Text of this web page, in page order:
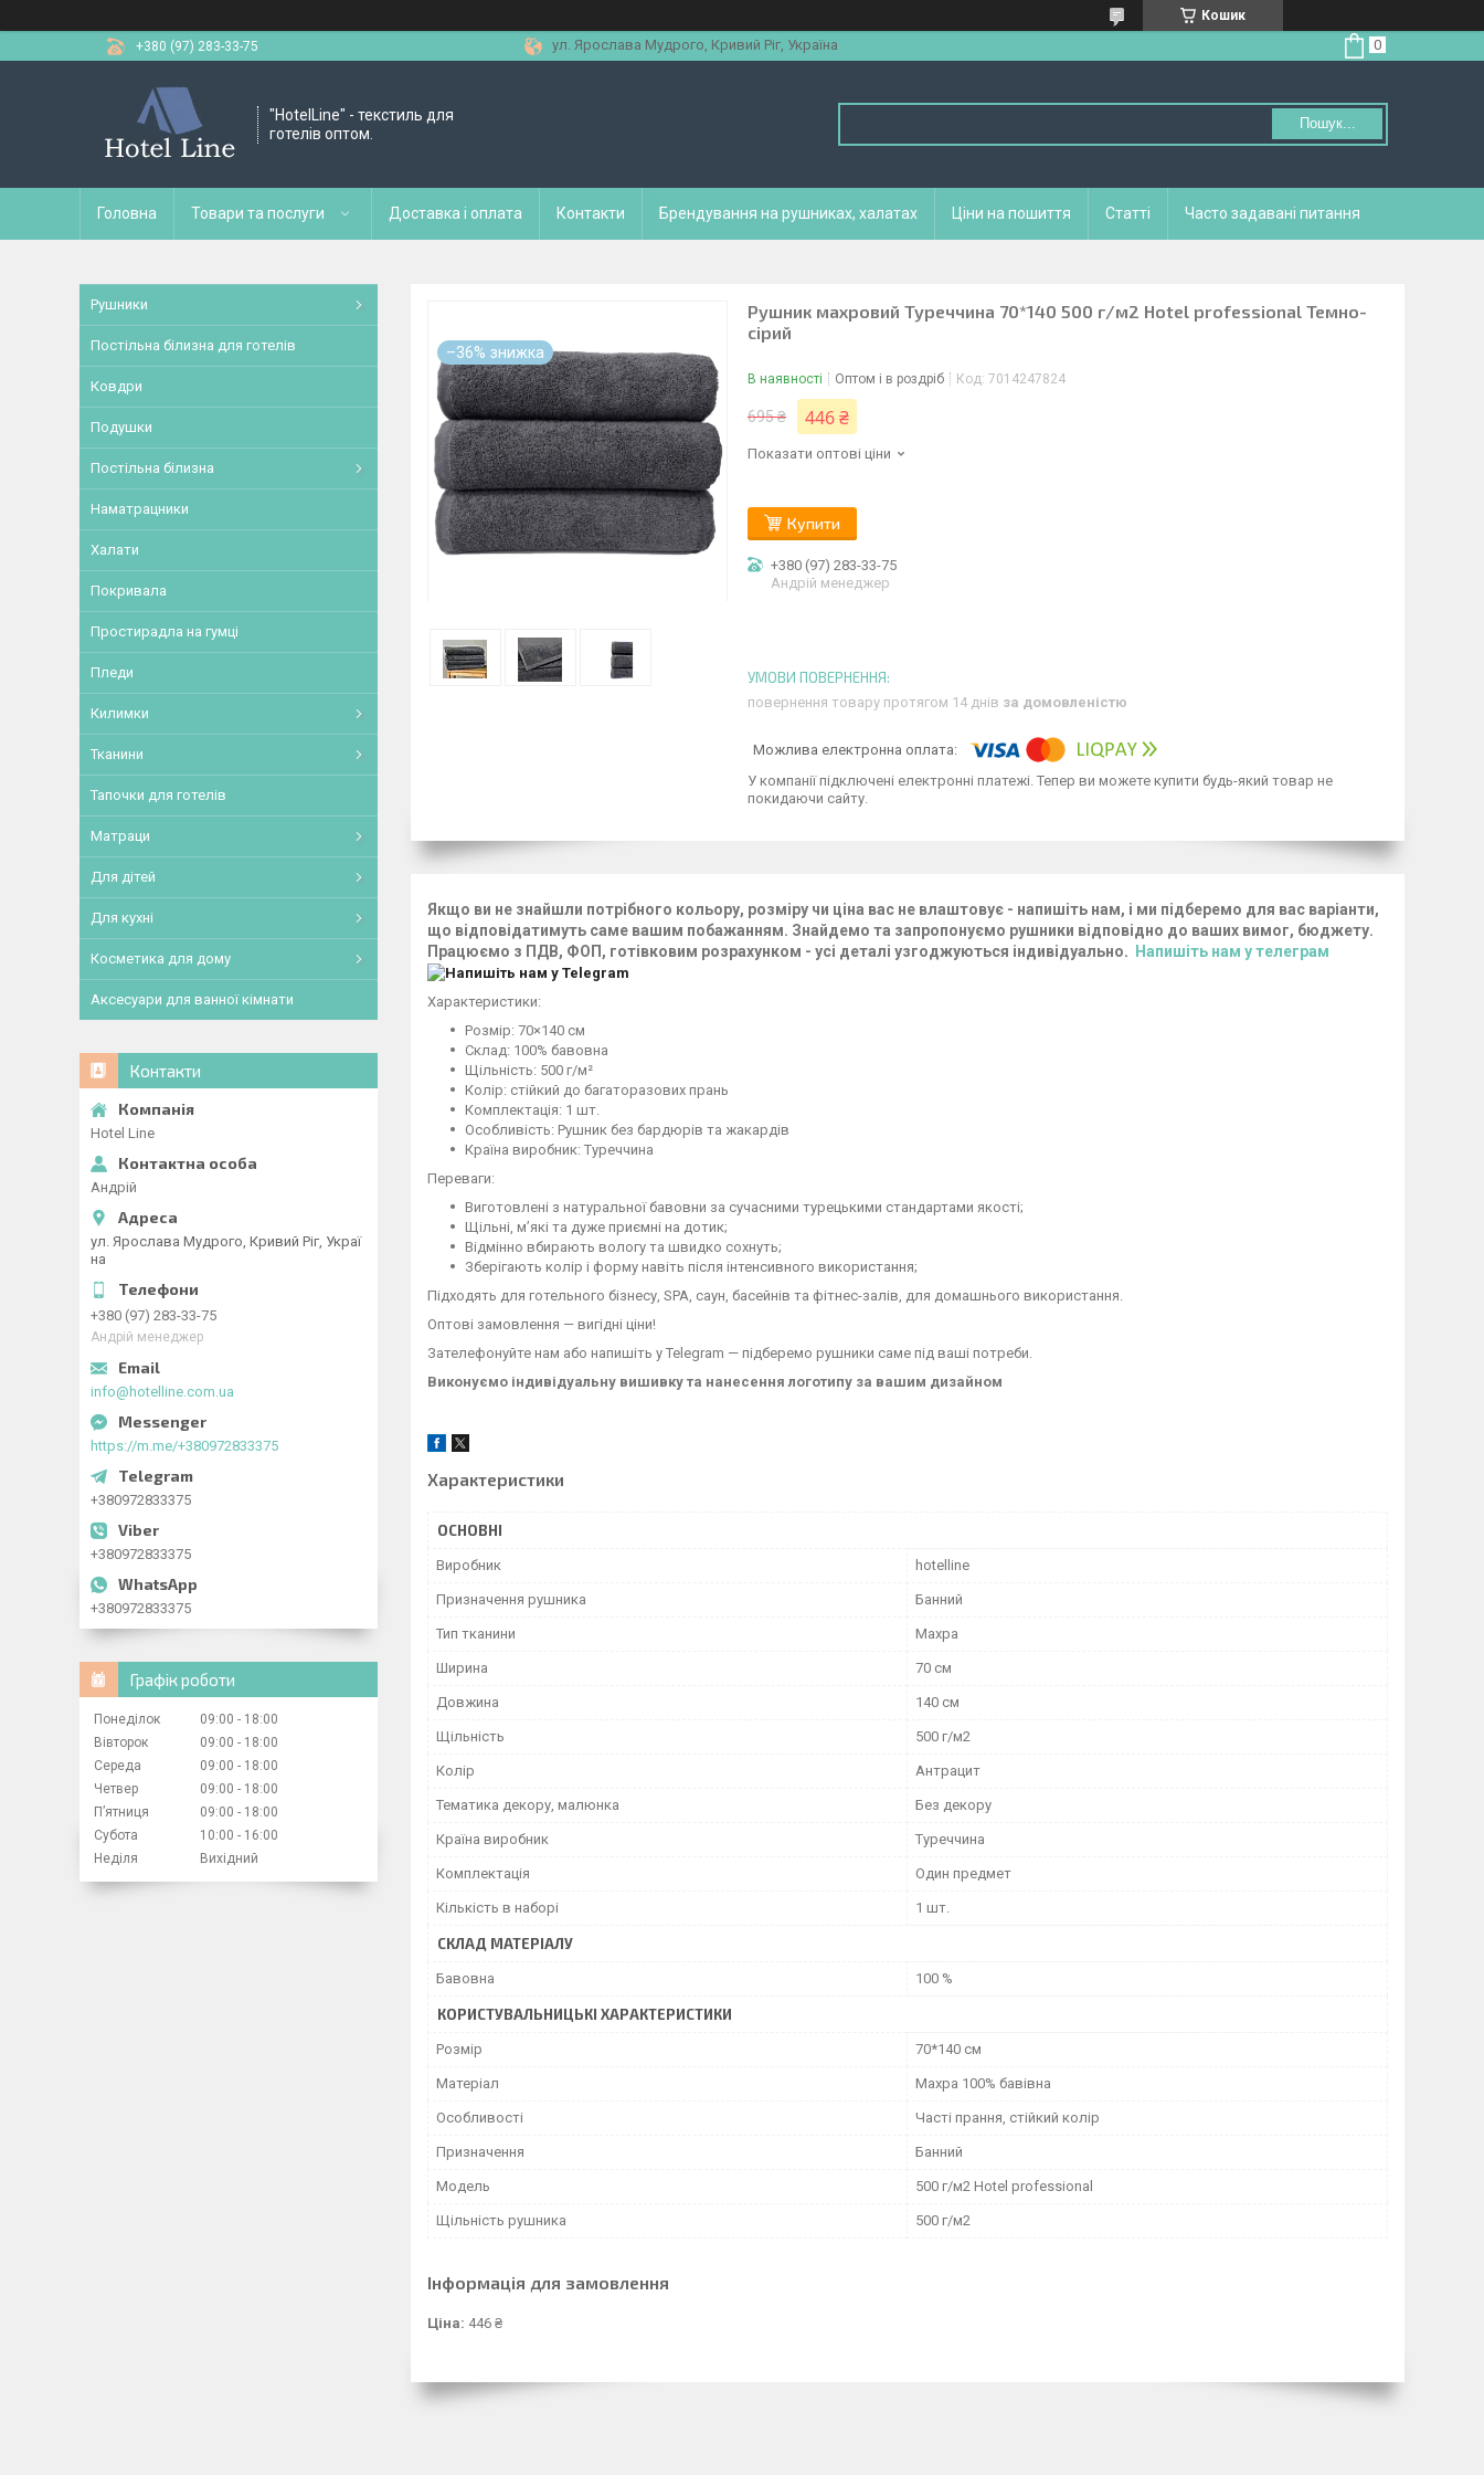
Кошик
+380 (97) 283-33-75
ул. Ярослава Мудрого, Кривий Ріг, Україна
"HotelLine" - текстиль для
готелів оптом.
Пошук...
Головна Товари та послуги Доставка і оплата Контакти Брендування на рушниках, халатах Ціни на пошиття Статті Часто задавані питання
–36%
Рушник махровий Туреччина 70*140 500 г/м2 Hotel professional Темно-
сірий
В наявності Оптом і в роздріб Код: 7014247824
695 ₴ 446 ₴
Показати оптові ціни
Купити
+380 (97) 283-33-75
Андрій менеджер
повернення товару протягом 14 днів за домовленістю
У компанії підключені електронні платежі. Тепер ви можете купити будь-який товар не
покидаючи сайту.
Якщо ви не знайшли потрібного кольору, розміру чи ціна вас не влаштовує - напишіть нам, і ми підберемо для вас варіанти,
що відповідатимуть саме вашим побажанням. Знайдемо та запропонуємо рушники відповідно до ваших вимог, бюджету.
Працюємо з ПДВ, ФОП, готівковим розрахунком - усі деталі узгоджуються індивідуально. Напишіть нам у телеграм
Характеристики:
Розмір: 70×140 см
Склад: 100% бавовна
Щільність: 500 г/м²
Колір: стійкий до багаторазових прань
Комплектація: 1 шт.
Особливість: Рушник без бардюрів та жакардів
Країна виробник: Туреччина
Переваги:
Виготовлені з натуральної бавовни за сучасними турецькими стандартами якості;
Щільні, м’які та дуже приємні на дотик;
Відмінно вбирають вологу та швидко сохнуть;
Зберігають колір і форму навіть після інтенсивного використання;
Підходять для готельного бізнесу, SPA, саун, басейнів та фітнес-залів, для домашнього використання.
Оптові замовлення — вигідні ціни!
Зателефонуйте нам або напишіть у Telegram — підберемо рушники саме під ваші потреби.
Виконуємо індивідуальну вишивку та нанесення логотипу за вашим дизайном
Характеристики
ОСНОВНІ
Виробник hotelline
Призначення рушника Банний
Тип тканини Махра
Ширина 70 см
Довжина 140 см
Щільність 500 г/м2
Колір Антрацит
Тематика декору, малюнка Без декору
Країна виробник Туреччина
Комплектація Один предмет
Кількість в наборі 1 шт.
СКЛАД МАТЕРІАЛУ
Бавовна 100 %
КОРИСТУВАЛЬНИЦЬКІ ХАРАКТЕРИСТИКИ
Розмір 70*140 см
Матеріал Махра 100% бавівна
Особливості Часті прання, стійкий колір
Призначення Банний
Мoдель 500 г/м2 Hotel professional
Щільність рушника 500 г/м2
Інформація для замовлення
Ціна: 446 ₴
Рушники
Постільна білизна для готелів
Ковдри
Подушки
Постільна білизна
Наматрацники
Халати
Покривала
Простирадла на гумці
Пледи
Килимки
Тканини
Тапочки для готелів
Матраци
Для дітей
Для кухні
Косметика для дому
Аксесуари для ванної кімнати
Контакти
Hotel Line
Андрій
ул. Ярослава Мудрого, Кривий Ріг, Украї
на
+380 (97) 283-33-75
Андрій менеджер
info@hotelline.com.ua
https://m.me/+380972833375
+380972833375
+380972833375
+380972833375
Графік роботи
Понеділок 09:00
18:00
Вівторок
09:00
18:00
Середа
09:00
18:00
Четвер
09:00
18:00
Пʼятниця
09:00
18:00
Субота
10:00
16:00
Неділя
Вихідний